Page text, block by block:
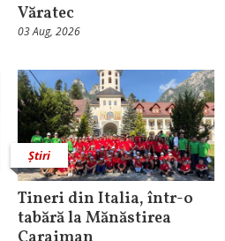
Văratec
03 Aug, 2026
Știri
Tineri din Italia, într-o
tabără la Mănăstirea